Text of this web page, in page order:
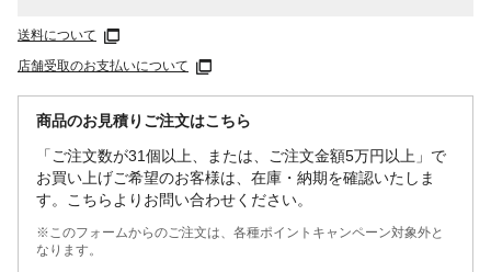
送料について
店舗受取のお支払いについて
商品のお見積りご注文はこちら
「ご注文数が31個以上、または、ご注文金額5万円以上」で
お買い上げご希望のお客様は、在庫・納期を確認いたしま
す。こちらよりお問い合わせください。
※このフォームからのご注文は、各種ポイントキャンペーン対象外と
なります。